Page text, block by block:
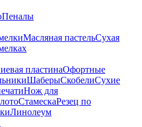
Пеналы
Масляная пастельСухая
пластинаОфортные
ШаберыСкобелиСухие
Нож для
СтамескаРезец по
Линолеум